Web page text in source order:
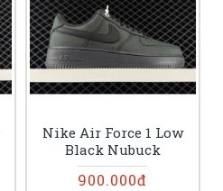
Nike Air Force 1 Low
Black Nubuck
900.000đ